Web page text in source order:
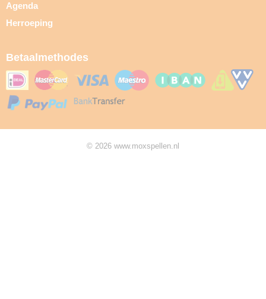
Agenda
Herroeping
Betaalmethodes
© 2026 www.moxspellen.nl